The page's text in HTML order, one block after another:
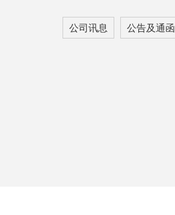
公司讯息 公告及通函